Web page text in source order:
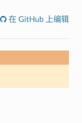
在 GitHub 上编辑